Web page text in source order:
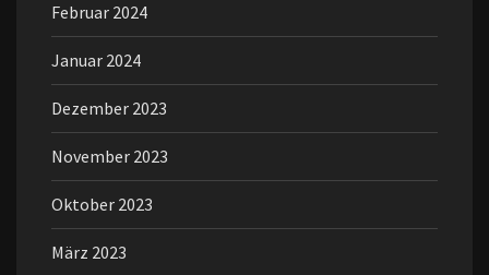
Februar 2024
Januar 2024
Dezember 2023
November 2023
Oktober 2023
März 2023